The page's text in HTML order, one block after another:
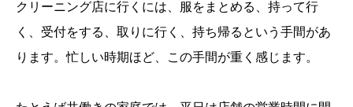
クリーニング店に行くには、服をまとめる、持って行
く、受付をする、取りに行く、持ち帰るという手間があ
ります。忙しい時期ほど、この手間が重く感じます。